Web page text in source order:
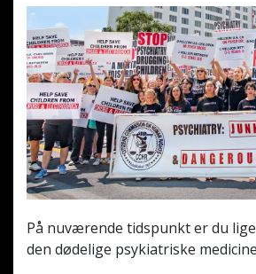
På nuværende tidspunkt er du
den dødelige psykiatriske